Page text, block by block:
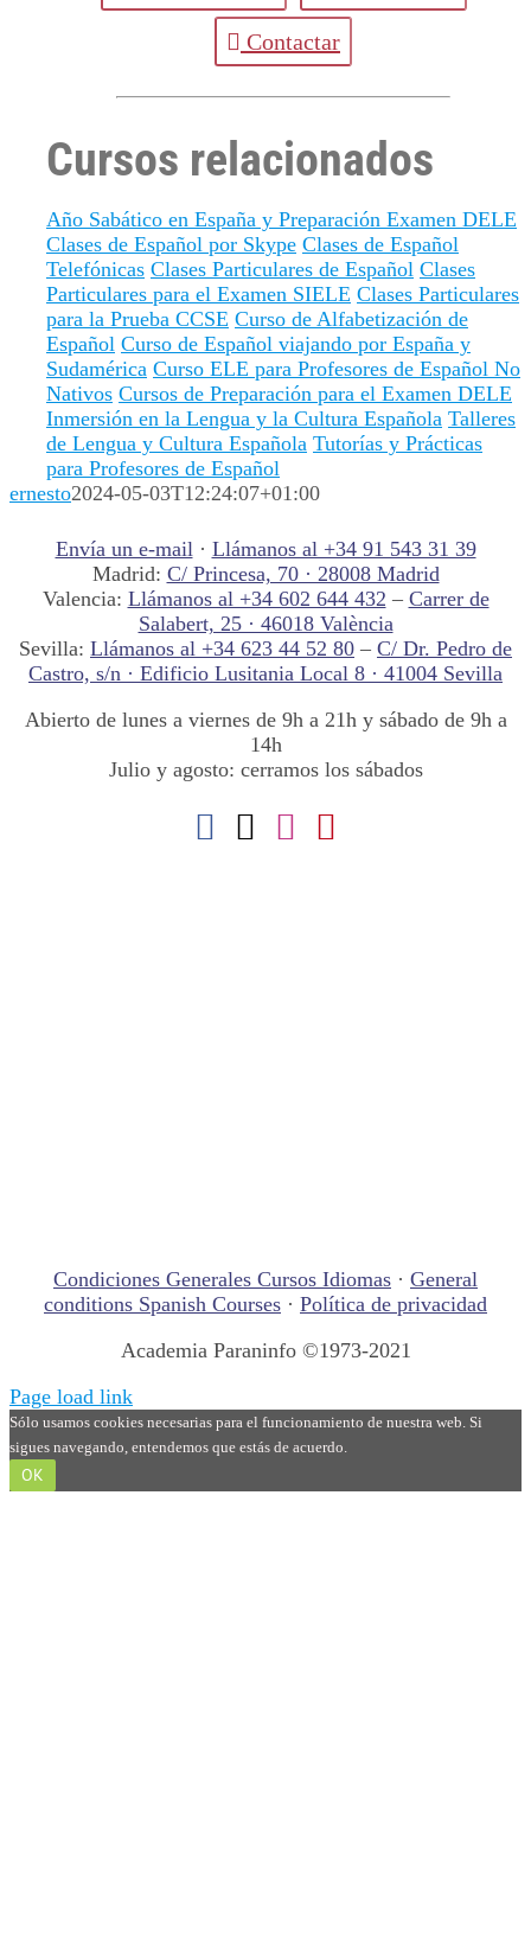
Contactar
Cursos relacionados
Año Sabático en España y Preparación Examen DELE
Clases de Español por Skype Clases de Español
Telefónicas Clases Particulares de Español Clases
Particulares para el Examen SIELE Clases Particulares
para la Prueba CCSE Curso de Alfabetización de
Español Curso de Español viajando por España y
Sudamérica Curso ELE para Profesores de Español No
Nativos Cursos de Preparación para el Examen DELE
Inmersión en la Lengua y la Cultura Española Talleres
de Lengua y Cultura Española Tutorías y Prácticas
para Profesores de Español
ernesto2024-05-03T12:24:07+01:00
Envía un e-mail · Llámanos al +34 91 543 31 39
Madrid: C/ Princesa, 70 · 28008 Madrid
Valencia: Llámanos al +34 602 644 432 – Carrer de
Salabert, 25 · 46018 València
Sevilla: Llámanos al +34 623 44 52 80 – C/ Dr. Pedro de
Castro, s/n · Edificio Lusitania Local 8 · 41004 Sevilla
Abierto de lunes a viernes de 9h a 21h y sábado de 9h a
14h
Julio y agosto: cerramos los sábados
Condiciones Generales Cursos Idiomas · General
conditions Spanish Courses · Política de privacidad
Academia Paraninfo ©1973-2021
Page load link
Sólo usamos cookies necesarias para el funcionamiento de nuestra web. Si
sigues navegando, entendemos que estás de acuerdo.
OK